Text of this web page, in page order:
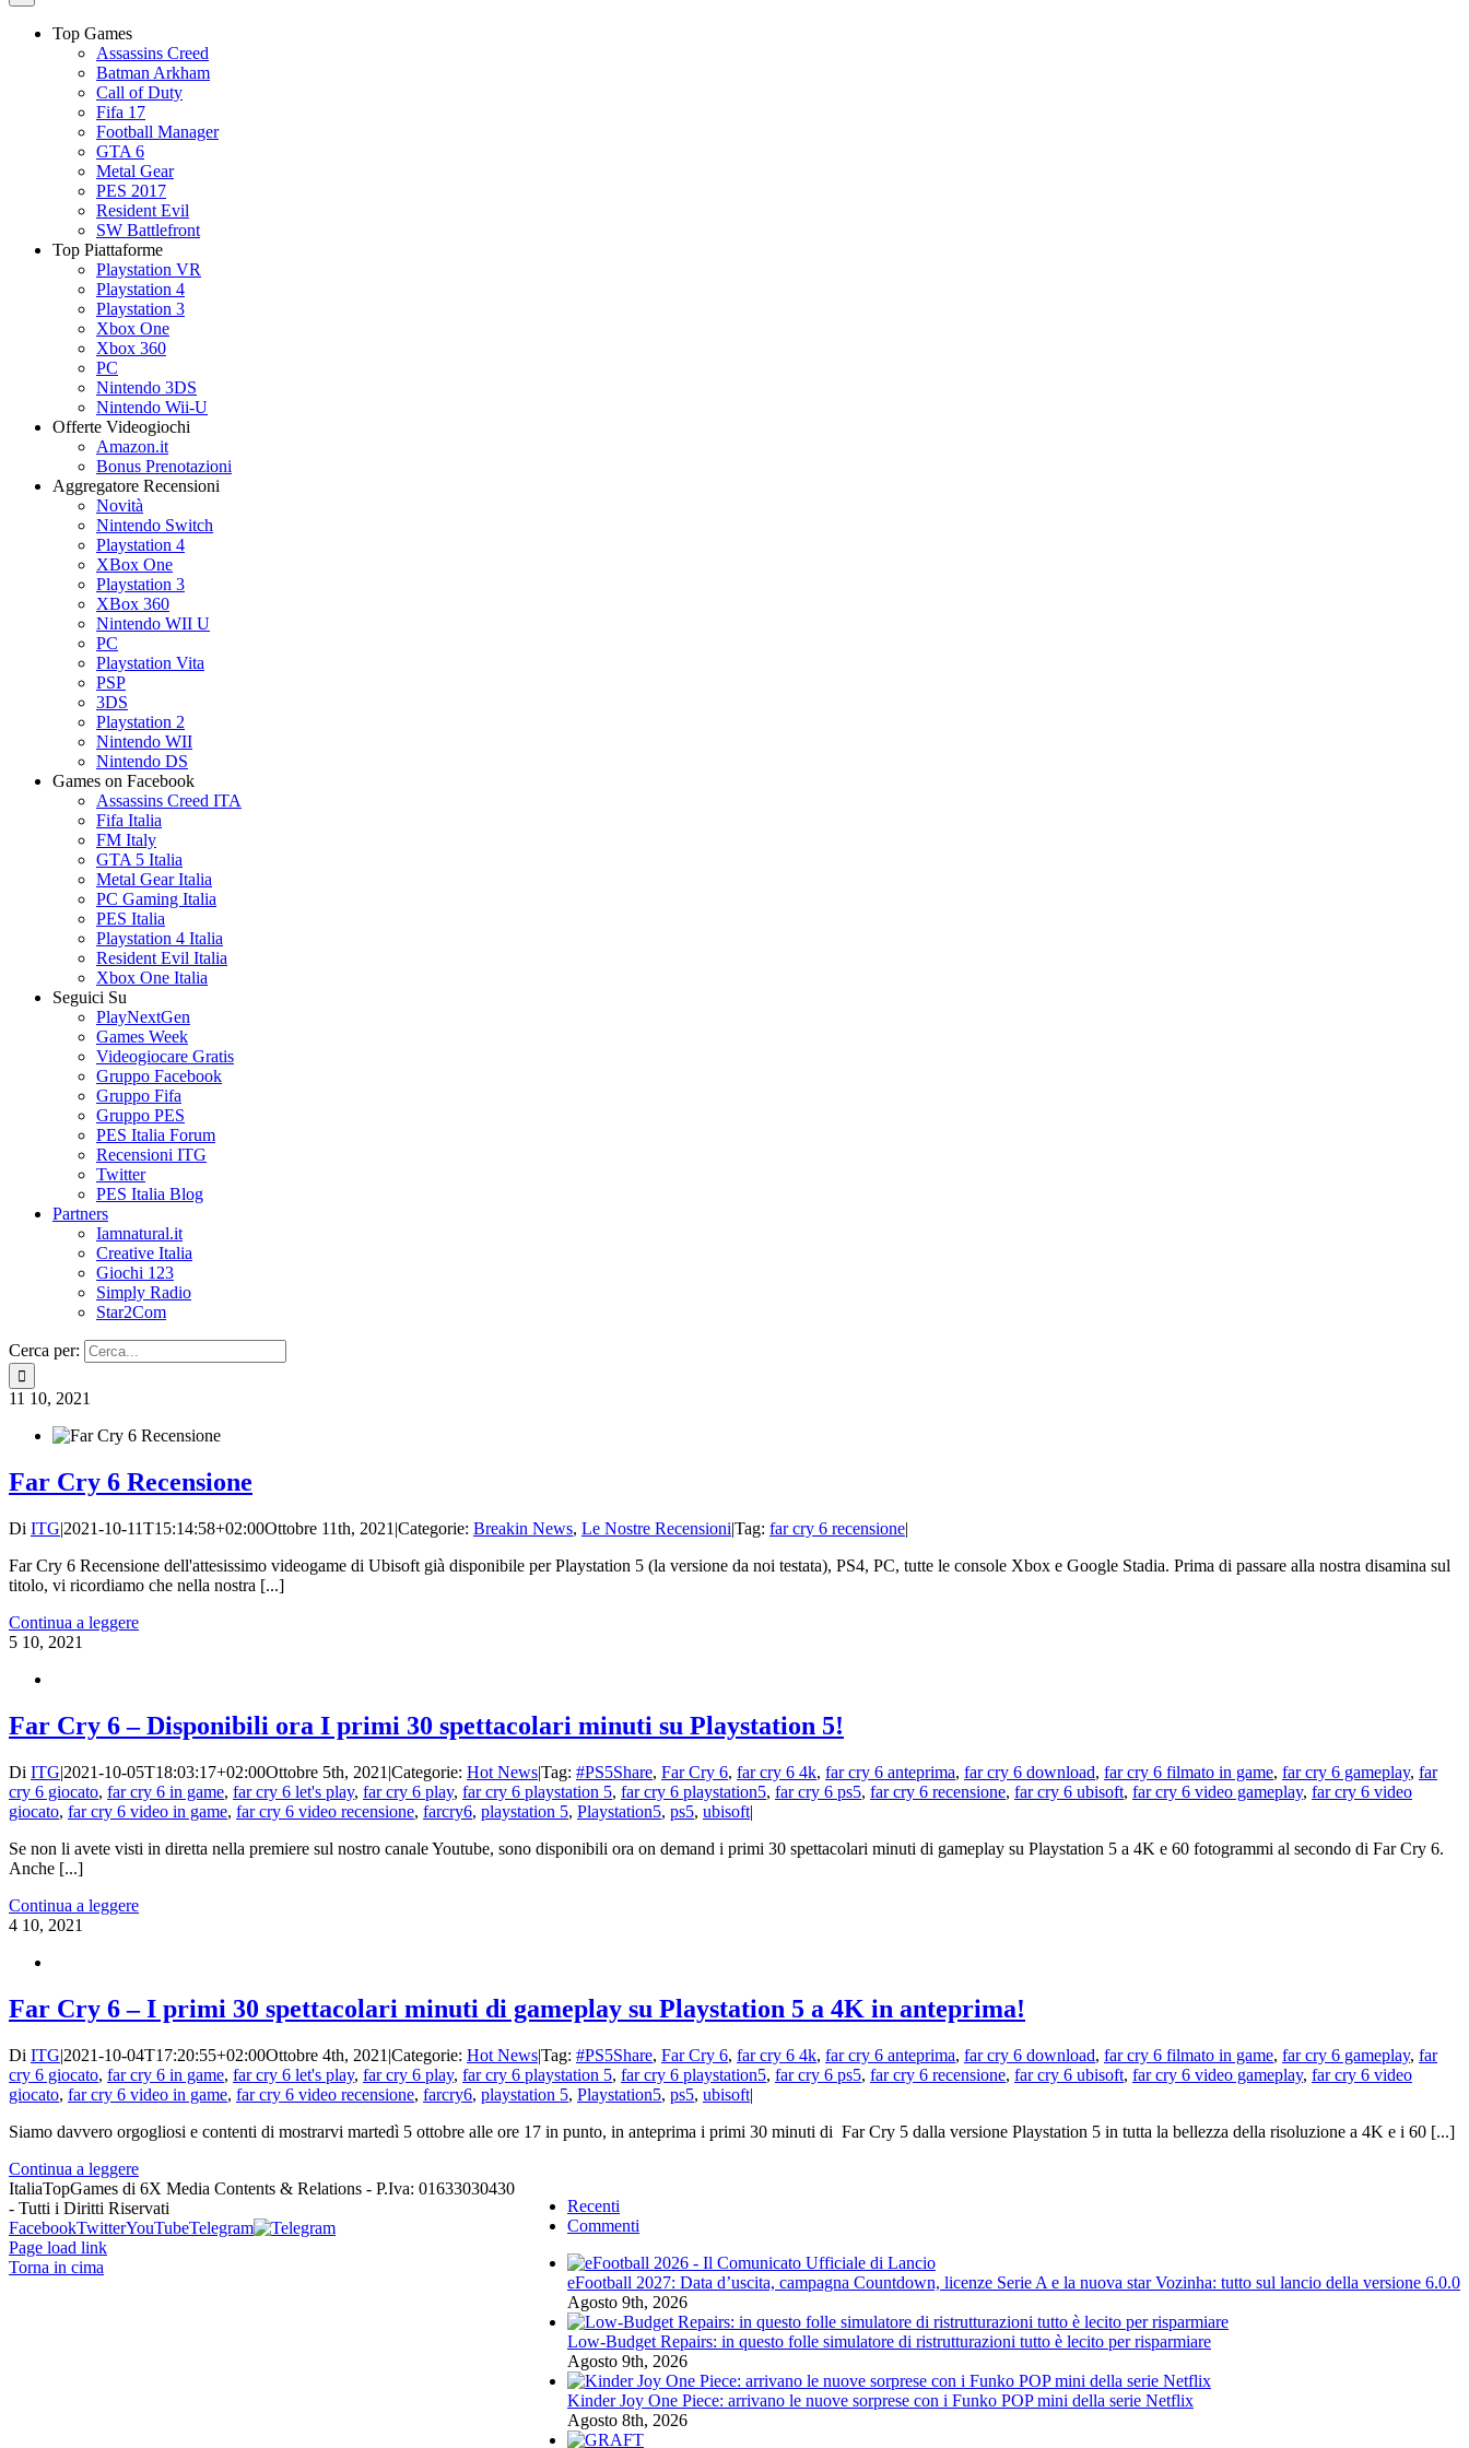
Top Games
Assassins Creed
Batman Arkham
Call of Duty
Fifa 17
Football Manager
GTA 6
Metal Gear
PES 2017
Resident Evil
SW Battlefront
Top Piattaforme
Playstation VR
Playstation 4
Playstation 3
Xbox One
Xbox 360
PC
Nintendo 3DS
Nintendo Wii-U
Offerte Videogiochi
Amazon.it
Bonus Prenotazioni
Aggregatore Recensioni
Novità
Nintendo Switch
Playstation 4
XBox One
Playstation 3
XBox 360
Nintendo WII U
PC
Playstation Vita
PSP
3DS
Playstation 2
Nintendo WII
Nintendo DS
Games on Facebook
Assassins Creed ITA
Fifa Italia
FM Italy
GTA 5 Italia
Metal Gear Italia
PC Gaming Italia
PES Italia
Playstation 4 Italia
Resident Evil Italia
Xbox One Italia
Seguici Su
PlayNextGen
Games Week
Videogiocare Gratis
Gruppo Facebook
Gruppo Fifa
Gruppo PES
PES Italia Forum
Recensioni ITG
Twitter
PES Italia Blog
Partners
Iamnatural.it
Creative Italia
Giochi 123
Simply Radio
Star2Com
Cerca per:
11 10, 2021
Far Cry 6 Recensione
Di ITG|2021-10-11T15:14:58+02:00Ottobre 11th, 2021 |Categorie: Breakin News, Le Nostre Recensioni|Tag: far cry 6 recensione|
Far Cry 6 Recensione dell'attesissimo videogame di Ubisoft già disponibile per Playstation 5 (la versione da noi testata), PS4, PC, tutte le console Xbox e Google Stadia. Prima di passare alla nostra disamina sul
titolo, vi ricordiamo che nella nostra [...]
Continua a leggere
5 10, 2021
Far Cry 6 – Disponibili ora I primi 30 spettacolari minuti su Playstation 5!
Di ITG|2021-10-05T18:03:17+02:00Ottobre 5th, 2021 |Categorie: Hot News|Tag: #PS5Share, Far Cry 6, far cry 6 4k, far cry 6 anteprima, far cry 6 download, far cry 6 filmato in game, far cry 6 gameplay, far
cry 6 giocato, far cry 6 in game, far cry 6 let's play, far cry 6 play, far cry 6 playstation 5, far cry 6 playstation5, far cry 6 ps5, far cry 6 recensione, far cry 6 ubisoft, far cry 6 video gameplay, far cry 6 video
giocato, far cry 6 video in game, far cry 6 video recensione, farcry6, playstation 5, Playstation5, ps5, ubisoft|
Se non li avete visti in diretta nella premiere sul nostro canale Youtube, sono disponibili ora on demand i primi 30 spettacolari minuti di gameplay su Playstation 5 a 4K e 60 fotogrammi al secondo di Far Cry 6.
Anche [...]
Continua a leggere
4 10, 2021
Far Cry 6 – I primi 30 spettacolari minuti di gameplay su Playstation 5 a 4K in anteprima!
Di ITG|2021-10-04T17:20:55+02:00Ottobre 4th, 2021 |Categorie: Hot News|Tag: #PS5Share, Far Cry 6, far cry 6 4k, far cry 6 anteprima, far cry 6 download, far cry 6 filmato in game, far cry 6 gameplay, far
cry 6 giocato, far cry 6 in game, far cry 6 let's play, far cry 6 play, far cry 6 playstation 5, far cry 6 playstation5, far cry 6 ps5, far cry 6 recensione, far cry 6 ubisoft, far cry 6 video gameplay, far cry 6 video
giocato, far cry 6 video in game, far cry 6 video recensione, farcry6, playstation 5, Playstation5, ps5, ubisoft|
Siamo davvero orgogliosi e contenti di mostrarvi martedì 5 ottobre alle ore 17 in punto, in anteprima i primi 30 minuti di Far Cry 5 dalla versione Playstation 5 in tutta la bellezza della risoluzione a 4K e i 60 [...]
Continua a leggere
Recenti
Commenti
eFootball 2027: Data d’uscita, campagna Countdown, licenze Serie A e la nuova star Vozinha: tutto sul lancio della versione 6.0.0
Agosto 9th, 2026
Low-Budget Repairs: in questo folle simulatore di ristrutturazioni tutto è lecito per risparmiare
Agosto 9th, 2026
Kinder Joy One Piece: arrivano le nuove sorprese con i Funko POP mini della serie Netflix
Agosto 8th, 2026
ItaliaTopGames di 6X Media Contents & Relations - P.Iva: 01633030430
- Tutti i Diritti Riservati
FacebookTwitterYouTubeTelegram
Page load link
Torna in cima